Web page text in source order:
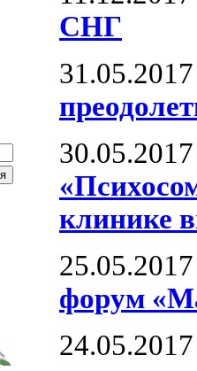
СНГ
31.05.2017
30.05.2017
клинике
25.05.2017
форум
24.05.2017